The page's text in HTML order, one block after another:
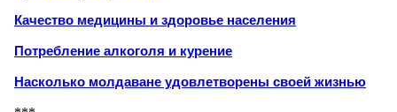
Качество медицины и здоровье населения
Потребление алкоголя и курение
Насколько молдаване удовлетворены своей жизнью